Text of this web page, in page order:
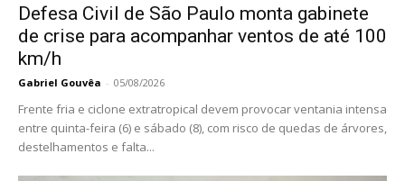
Defesa Civil de São Paulo monta gabinete
de crise para acompanhar ventos de até 100
km/h
Gabriel Gouvêa - 05/08/2026
Frente fria e ciclone extratropical devem provocar ventania intensa
entre quinta-feira (6) e sábado (8), com risco de quedas de árvores,
destelhamentos e falta...